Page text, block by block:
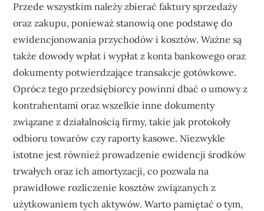
Przede wszystkim należy zbierać faktury sprzedaży
oraz zakupu, ponieważ stanowią one podstawę do
ewidencjonowania przychodów i kosztów. Ważne są
także dowody wpłat i wypłat z konta bankowego oraz
dokumenty potwierdzające transakcje gotówkowe.
Oprócz tego przedsiębiorcy powinni dbać o umowy z
kontrahentami oraz wszelkie inne dokumenty
związane z działalnością firmy, takie jak protokoły
odbioru towarów czy raporty kasowe. Niezwykle
istotne jest również prowadzenie ewidencji środków
trwałych oraz ich amortyzacji, co pozwala na
prawidłowe rozliczenie kosztów związanych z
użytkowaniem tych aktywów. Warto pamiętać o tym,